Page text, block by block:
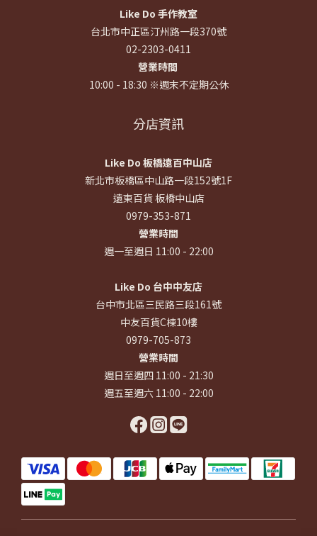
Like Do 手作教室
台北市中正區汀州路一段370號
02-2303-0411
營業時間
10:00 - 18:30 ※週末不定期公休
分店資訊
Like Do 板橋遠百中山店
新北市板橋區中山路一段152號1F
遠東百貨 板橋中山店
0979-353-871
營業時間
週一至週日 11:00 - 22:00
Like Do 台中中友店
台中市北區三民路三段161號
中友百貨C棟10樓
0979-705-873
營業時間
週日至週四 11:00 - 21:30
週五至週六 11:00 - 22:00